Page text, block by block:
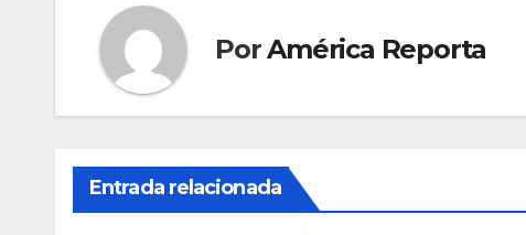
PorAmérica Reporta
Entrada relacionada